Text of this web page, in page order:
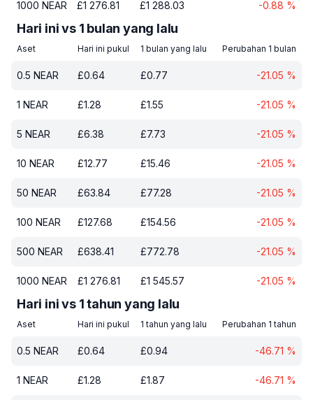
1000 NEAR £1 276.81 £1 288.03 -0.88 %
Hari ini vs 1 bulan yang lalu
Aset Hari ini pukul 1 bulan yang lalu Perubahan 1 bulan
0.5 NEAR £0.64 £0.77 -21.05 %
1 NEAR £1.28 £1.55 -21.05 %
5 NEAR £6.38 £7.73 -21.05 %
10 NEAR £12.77 £15.46 -21.05 %
50 NEAR £63.84 £77.28 -21.05 %
100 NEAR £127.68 £154.56 -21.05 %
500 NEAR £638.41 £772.78 -21.05 %
1000 NEAR £1 276.81 £1 545.57 -21.05 %
Hari ini vs 1 tahun yang lalu
Aset Hari ini pukul 1 tahun yang lalu Perubahan 1 tahun
0.5 NEAR £0.64 £0.94 -46.71 %
1 NEAR £1.28 £1.87 -46.71 %